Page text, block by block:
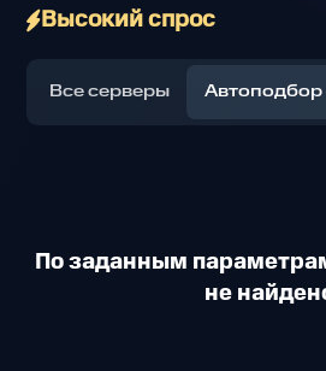
Высокий спрос
Все серверы Автоподбор
По заданным
не